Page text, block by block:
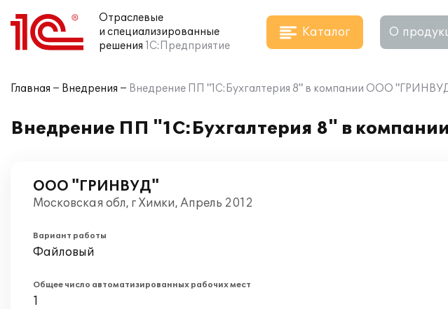
Отраслевые
и специализированные
решения 1С:Предприятие
Каталог О
Главная Внедрения Внедрение ПП "1С:Бухгалтерия 8" в компании ООО
Внедрение ПП "1С:Бухгалтерия 8" в
ООО "ГРИНВУД"
Московская обл, г Химки, Апрель 2012
Вариант работы
Файловый
Общее число автоматизированных рабочих мест
1